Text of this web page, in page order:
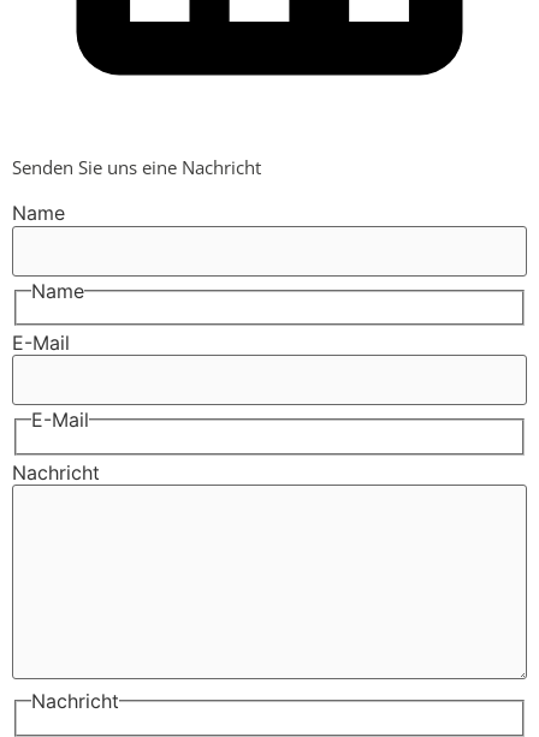
Senden Sie uns eine Nachricht
Name
Name
E-Mail
E-Mail
Nachricht
Nachricht